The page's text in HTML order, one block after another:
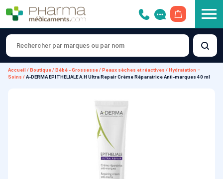
Accueil / Boutique/ Bébé - Grossesse/ Peaux sèches et réactives / Hydratation –
Soins /A-DERMA EPITHELIALE A.H Ultra Repair Crème Réparatrice Anti-marques 40 ml